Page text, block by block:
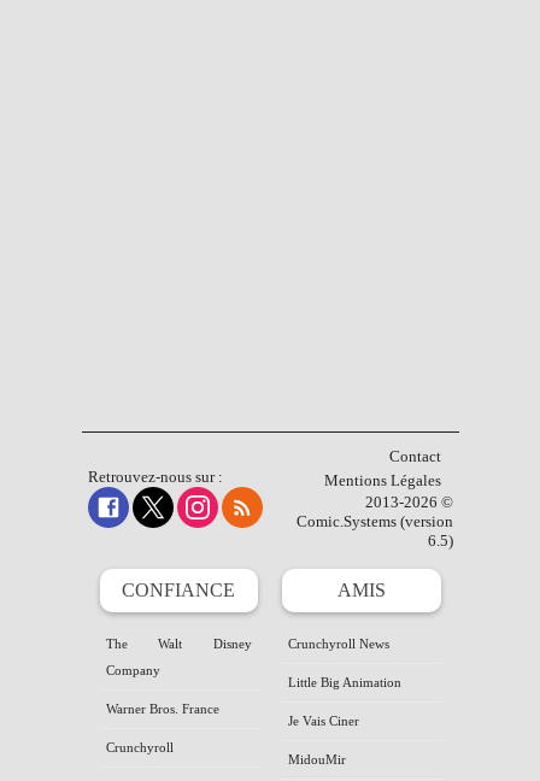
Retrouvez-nous sur :
Contact
Mentions Légales
2013-2026 ©
Comic.Systems (version
6.5)
CONFIANCE
The Walt Disney
Company
Warner Bros. France
Crunchyroll
AMIS
Crunchyroll News
Little Big Animation
Je Vais Ciner
MidouMir